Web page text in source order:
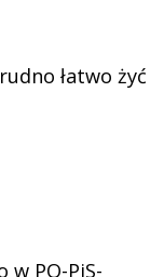
łatwo żyć
w PO-PiS-